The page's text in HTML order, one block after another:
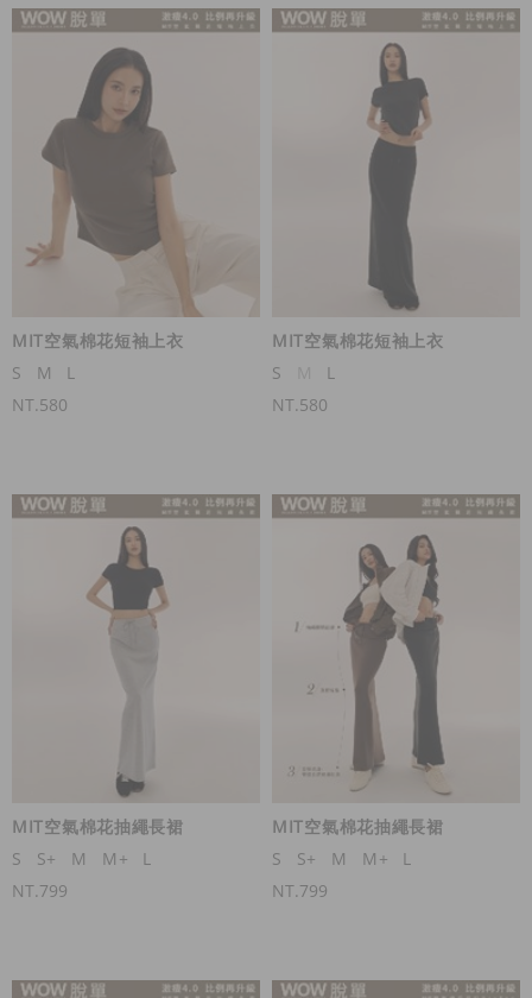
MIT空氣棉花短袖上衣
S
M
L
NT.580
MIT空氣棉花短袖上衣
S
L
NT.580
MIT空氣棉花抽繩長裙
S
S+ M M+
L
NT.799
MIT空氣棉花抽繩長裙
S
S+ M M+
L
NT.799